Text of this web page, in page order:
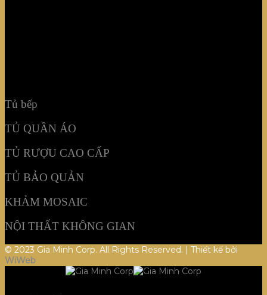
Tủ bếp
TỦ QUẦN ÁO
TỦ RƯỢU CAO CẤP
TỦ BẢO QUẢN
KHẢM MOSAIC
NỘI THẤT KHÔNG GIAN
© 2023 Gia Minh Corp. All Rights Reserved. | Thiết kế bởi
WiWeb